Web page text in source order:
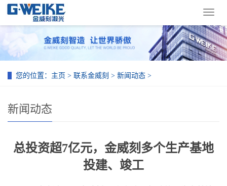
导
菜
单
您的位置： 主页 > 联系金威刻 > 新闻动态 >
新闻动态
总投资超7亿元，金威刻多个生产基地
投建、竣工